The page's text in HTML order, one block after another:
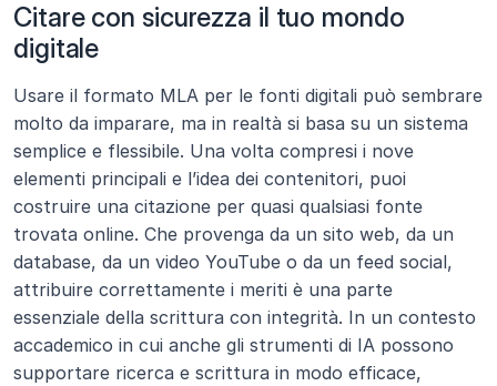
Citare con sicurezza il tuo mondo
digitale
Usare il formato MLA per le fonti digitali può sembrare
molto da imparare, ma in realtà si basa su un sistema
semplice e flessibile. Una volta compresi i nove
elementi principali e l’idea dei contenitori, puoi
costruire una citazione per quasi qualsiasi fonte
trovata online. Che provenga da un sito web, da un
database, da un video YouTube o da un feed social,
attribuire correttamente i meriti è una parte
essenziale della scrittura con integrità. In un contesto
accademico in cui anche gli strumenti di IA possono
supportare ricerca e scrittura in modo efficace,